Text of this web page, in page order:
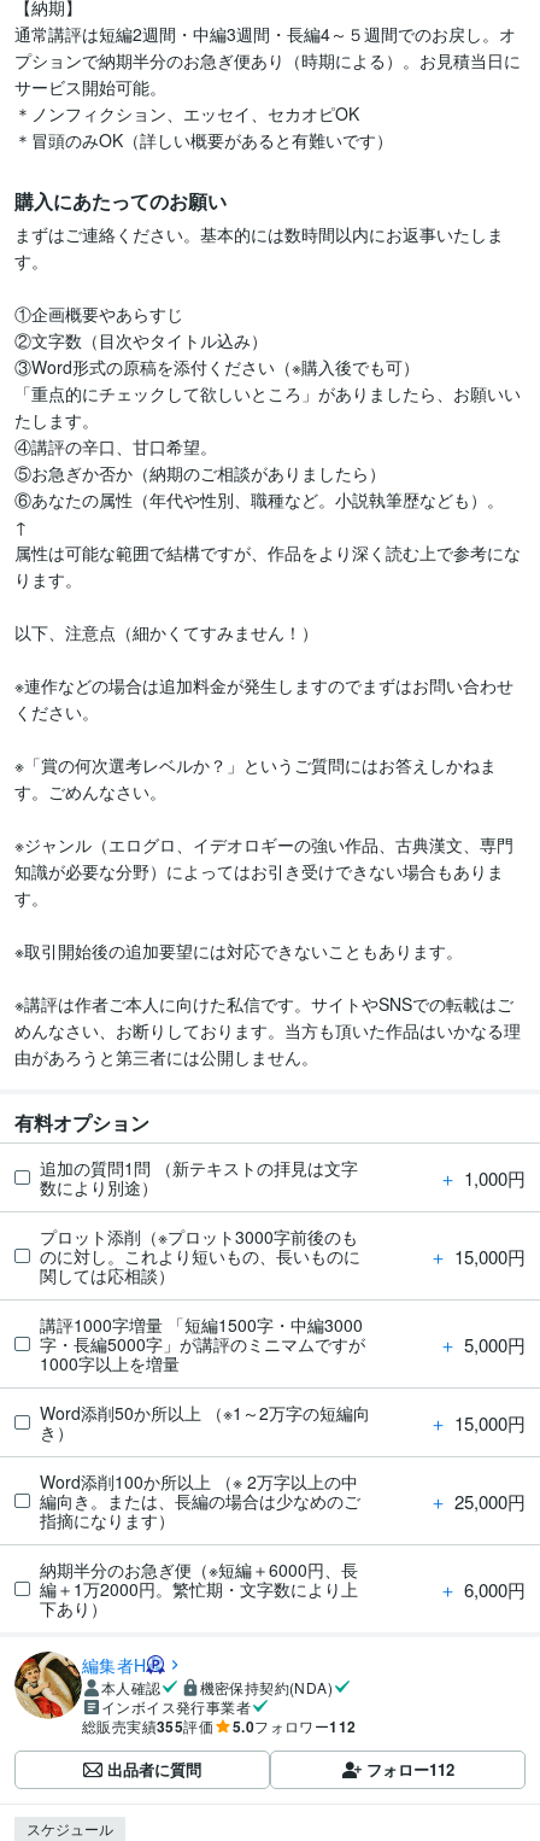
【納期】
通常講評は短編2週間・中編3週間・長編4～５週間でのお戻し。オ
プションで納期半分のお急ぎ便あり（時期による）。お見積当日に
サービス開始可能。
＊ノンフィクション、エッセイ、セカオピOK
＊冒頭のみOK（詳しい概要があると有難いです）
購入にあたってのお願い
まずはご連絡ください。基本的には数時間以内にお返事いたしま
す。
①企画概要やあらすじ
②文字数（目次やタイトル込み）
③Word形式の原稿を添付ください（※購入後でも可）
「重点的にチェックして欲しいところ」がありましたら、お願いい
たします。
④講評の辛口、甘口希望。
⑤お急ぎか否か（納期のご相談がありましたら）
⑥あなたの属性（年代や性別、職種など。小説執筆歴なども）。
↑
属性は可能な範囲で結構ですが、作品をより深く読む上で参考にな
ります。
以下、注意点（細かくてすみません！）
※連作などの場合は追加料金が発生しますのでまずはお問い合わせ
ください。
※「賞の何次選考レベルか？」というご質問にはお答えしかねま
す。ごめんなさい。
※ジャンル（エログロ、イデオロギーの強い作品、古典漢文、専門
知識が必要な分野）によってはお引き受けできない場合もありま
す。
※取引開始後の追加要望には対応できないこともあります。
※講評は作者ご本人に向けた私信です。サイトやSNSでの転載はご
めんなさい、お断りしております。当方も頂いた作品はいかなる理
由があろうと第三者には公開しません。
有料オプション
追加の質問1問 （新テキストの拝見は文字
数により別途）
＋ 1,000円
プロット添削（※プロット3000字前後のも
のに対し。これより短いもの、長いものに
関しては応相談）
＋ 15,000円
講評1000字増量 「短編1500字・中編3000
字・長編5000字」が講評のミニマムですが
1000字以上を増量
＋ 5,000円
Word添削50か所以上 （※1～2万字の短編向
き）
＋ 15,000円
Word添削100か所以上 （※ 2万字以上の中
編向き。または、長編の場合は少なめのご
指摘になります）
＋ 25,000円
納期半分のお急ぎ便（※短編＋6000円、長
編＋1万2000円。繁忙期・文字数により上
下あり）
＋ 6,000円
編集者H
本人確認
機密保持契約(NDA)
インボイス発行事業者
総販売実績355評価 5.0フォロワー112
出品者に質問 フォロー112
スケジュール